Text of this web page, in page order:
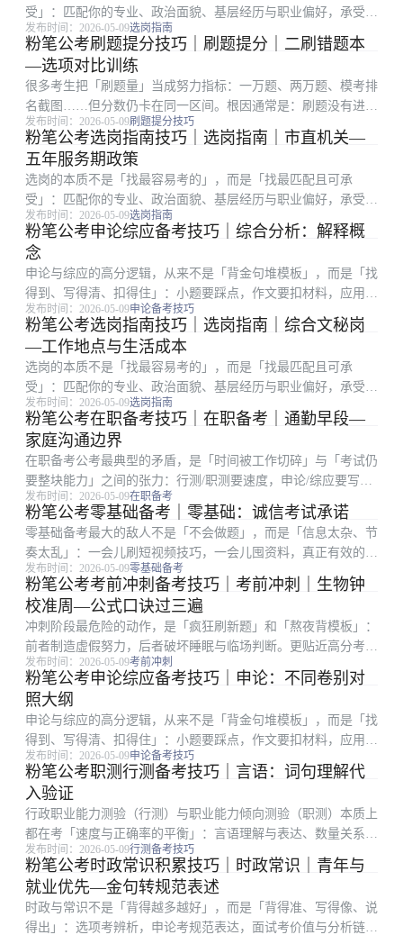
受」：匹配你的专业、政治面貌、基层经历与职业偏好，承受竞
争强度、地域成本与岗位强度。很多考生只看招录人数或粗看竞
争比，却忽略备注栏、服务期、最低服务年限、是否需要加试专
业科目等硬条件。先把...
发布时间：2026-05-09选岗指南
粉笔公考刷题提分技巧｜刷题提分｜二刷错题本
—选项对比训练
很多考生把「刷题量」当成努力指标：一万题、两万题、模考排
名截图……但分数仍卡在同一区间。根因通常是：刷题没有进入
「诊断—修正—再验证」的闭环。真正有效的刷题，是每一次做
题都在回答三个问题：我为什么对、我为什么错、下次同类题我
第一步做什么。碎...
发布时间：2026-05-09刷题提分技巧
粉笔公考选岗指南技巧｜选岗指南｜市直机关—
五年服务期政策
选岗的本质不是「找最容易考的」，而是「找最匹配且可承
受」：匹配你的专业、政治面貌、基层经历与职业偏好，承受竞
争强度、地域成本与岗位强度。很多考生只看招录人数或粗看竞
争比，却忽略备注栏、服务期、最低服务年限、是否需要加试专
业科目等硬条件。复盘...
发布时间：2026-05-09选岗指南
粉笔公考申论综应备考技巧｜综合分析：解释概
念
申论与综应的高分逻辑，从来不是「背金句堆模板」，而是「找
得到、写得清、扣得住」：小题要踩点，作文要扣材料，应用文
要顾格式与对象。很多在职考生时间有限，更容易陷入「练了很
多篇却提分慢」：常见根因是要么通读材料浪费时间，要么要点
合并过度、要么书...
发布时间：2026-05-09申论备考技巧
粉笔公考选岗指南技巧｜选岗指南｜综合文秘岗
—工作地点与生活成本
选岗的本质不是「找最容易考的」，而是「找最匹配且可承
受」：匹配你的专业、政治面貌、基层经历与职业偏好，承受竞
争强度、地域成本与岗位强度。很多考生只看招录人数或粗看竞
争比，却忽略备注栏、服务期、最低服务年限、是否需要加试专
业科目等硬条件。把进...
发布时间：2026-05-09选岗指南
粉笔公考在职备考技巧｜在职备考｜通勤早段—
家庭沟通边界
在职备考公考最典型的矛盾，是「时间被工作切碎」与「考试仍
要整块能力」之间的张力：行测/职测要速度，申论/综应要写
全，面试还要开口成章。很多上班族不是不努力，而是把最难的
深度学习塞进地铁和午休，结果学得浅、忘得快、信心差。官方
文本优先于短视频...
发布时间：2026-05-09在职备考
粉笔公考零基础备考｜零基础：诚信考试承诺
零基础备考最大的敌人不是「不会做题」，而是「信息太杂、节
奏太乱」：一会儿刷短视频技巧，一会儿囤资料，真正有效的训
练时间却被切碎。对第一次接触公务员考试流程的人来说，先把
「考什么、怎么考、我缺什么」三件事搞清楚，比盲目报班更重
要。底线意识。 ...
发布时间：2026-05-09零基础备考
粉笔公考考前冲刺备考技巧｜考前冲刺｜生物钟
校准周—公式口诀过三遍
冲刺阶段最危险的动作，是「疯狂刷新题」和「熬夜背模板」：
前者制造虚假努力，后者破坏睡眠与临场判断。更贴近高分考生
经验的路径，是「减量增效」：把已经会的内容练到不假思索，
把仍会错的题练到不再重复。复盘只归三类：审题、思路、计算
或表达。 粉笔教...
发布时间：2026-05-09考前冲刺
粉笔公考申论综应备考技巧｜申论：不同卷别对
照大纲
申论与综应的高分逻辑，从来不是「背金句堆模板」，而是「找
得到、写得清、扣得住」：小题要踩点，作文要扣材料，应用文
要顾格式与对象。很多在职考生时间有限，更容易陷入「练了很
多篇却提分慢」：常见根因是要么通读材料浪费时间，要么要点
合并过度、要么书...
发布时间：2026-05-09申论备考技巧
粉笔公考职测行测备考技巧｜言语：词句理解代
入验证
行政职业能力测验（行测）与职业能力倾向测验（职测）本质上
都在考「速度与正确率的平衡」：言语理解与表达、数量关系、
判断推理、资料分析、常识判断五大板块，任何一块失控都会拖
垮整卷节奏。不少考生在粉笔全真模考里分数起伏很大，根因往
往不是知识点没学...
发布时间：2026-05-09行测备考技巧
粉笔公考时政常识积累技巧｜时政常识｜青年与
就业优先—金句转规范表述
时政与常识不是「背得越多越好」，而是「背得准、写得像、说
得出」：选项考辨析，申论考规范表达，面试考价值与分析链